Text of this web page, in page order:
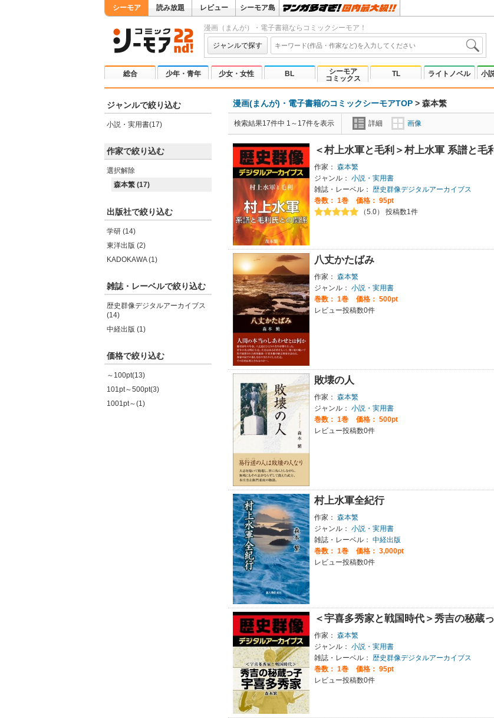
シーモア 読み放題 レビュー シーモア島
漫画（まんが）・電子書籍ならコミックシーモア！
ジャンルで探す
総合 少年・青年 少女・女性 BL
シーモア
コミックス
TL ライトノベル 小
ジャンルで絞り込む
小説・実用書(17)
作家で絞り込む
選択解除
森本繁 (17)
出版社で絞り込む
学研 (14)
東洋出版 (2)
KADOKAWA (1)
雑誌・レーベルで絞り込む
歴史群像デジタルアーカイブス
(14)
中経出版 (1)
価格で絞り込む
～100pt(13)
101pt～500pt(3)
1001pt～(1)
漫画(まんが)・電子書籍のコミックシーモアTOP > 森本繁
検索結果17件中 1～17件を表示 詳細 画像
＜村上水軍と毛利＞村上水軍 系譜と毛
作家： 森本繁
ジャンル： 小説・実用書
雑誌・レーベル： 歴史群像デジタルアーカイブス
巻数： 1巻
価格： 95pt
（5.0） 投稿数1件
八丈かたばみ
作家： 森本繁
ジャンル： 小説・実用書
巻数： 1巻
価格： 500pt
レビュー投稿数0件
敗壊の人
作家： 森本繁
ジャンル： 小説・実用書
巻数： 1巻
価格： 500pt
レビュー投稿数0件
村上水軍全紀行
作家： 森本繁
ジャンル： 小説・実用書
雑誌・レーベル： 中経出版
巻数： 1巻
価格： 3,000pt
レビュー投稿数0件
＜宇喜多秀家と戦国時代＞秀吉の秘蔵
作家： 森本繁
ジャンル： 小説・実用書
雑誌・レーベル：
歴史群像デジタルアーカイブス
巻数： 1巻
価格： 95pt
レビュー投稿数0件